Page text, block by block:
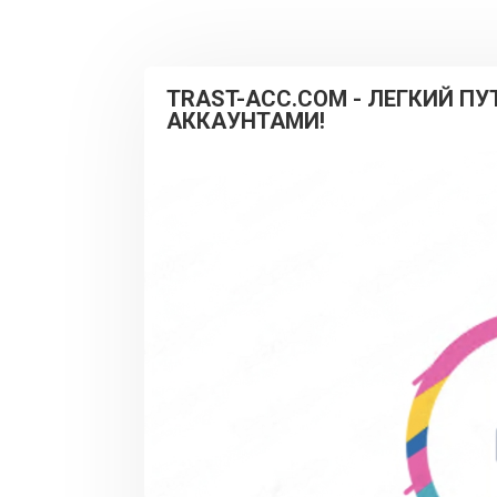
TRAST-ACC.COM - ЛЕГКИЙ
АККАУНТАМИ!